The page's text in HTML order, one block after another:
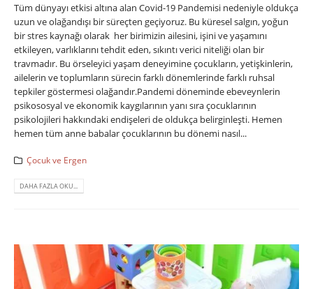
Tüm dünyayı etkisi altına alan Covid-19 Pandemisi nedeniyle oldukça
uzun ve olağandışı bir süreçten geçiyoruz. Bu küresel salgın, yoğun
bir stres kaynağı olarak her birimizin ailesini, işini ve yaşamını
etkileyen, varlıklarını tehdit eden, sıkıntı verici niteliği olan bir
travmadır. Bu örseleyici yaşam deneyimine çocukların, yetişkinlerin,
ailelerin ve toplumların sürecin farklı dönemlerinde farklı ruhsal
tepkiler göstermesi olağandır.Pandemi döneminde ebeveynlerin
psikososyal ve ekonomik kaygılarının yanı sıra çocuklarının
psikolojileri hakkındaki endişeleri de oldukça belirginleşti. Hemen
hemen tüm anne babalar çocuklarının bu dönemi nasıl...
Çocuk ve Ergen
DAHA FAZLA OKU...